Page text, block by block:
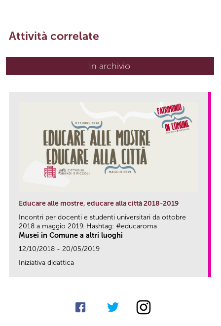
Attività correlate
In archivio
Educare alle mostre, educare alla città 2018-2019
Incontri per docenti e studenti universitari da ottobre
2018 a maggio 2019. Hashtag: #educaroma
Musei in Comune a altri luoghi
12/10/2018 - 20/05/2019
Iniziativa didattica